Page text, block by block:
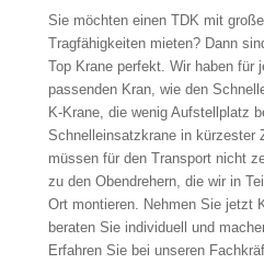
Sie möchten einen TDK mit
Tragfähigkeiten mieten? Dann
Top Krane perfekt. Wir haben für
passenden Kran, wie den
K-Krane, die wenig Aufstellplatz
Schnelleinsatzkrane in kürzester
müssen für den Transport nicht
zu den Obendrehern, die wir in
Ort montieren. Nehmen Sie jetzt
beraten Sie individuell und
Erfahren Sie bei unseren